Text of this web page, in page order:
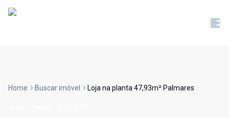
Home Buscar imóvel Loja na planta 47,93m² Palmares